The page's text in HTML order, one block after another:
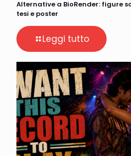
Alternative a BioRender: figure
tesi e poster
Leggi tutto